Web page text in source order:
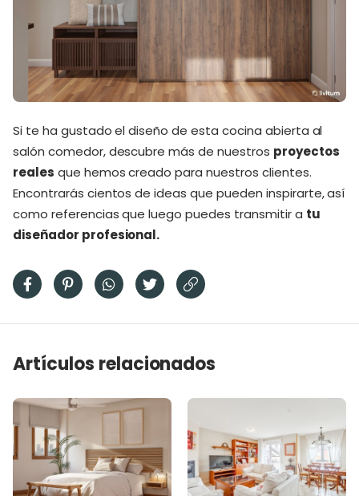
Si te ha gustado el diseño de esta cocina abierta al
salón comedor, descubre más de nuestros proyectos
reales que hemos creado para nuestros clientes.
Encontrarás cientos de ideas que pueden inspirarte, así
como referencias que luego puedes transmitir a tu
diseñador profesional.
Artículos relacionados